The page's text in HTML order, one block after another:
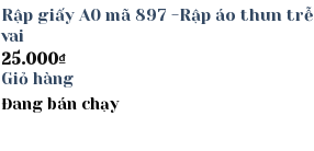
Rập giấy A0 mã 897 -Rập áo thun trễ
vai
25.000₫
Giỏ hàng
Đang bán chạy